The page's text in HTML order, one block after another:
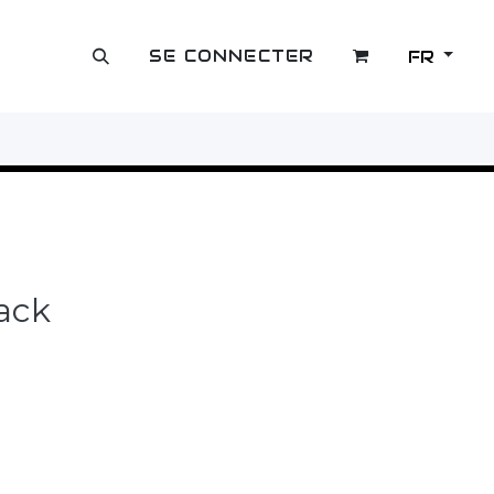
OUTLET SE CONNECTER FR